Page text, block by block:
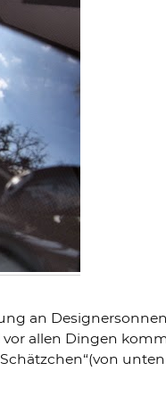
an
vor allen Dingen